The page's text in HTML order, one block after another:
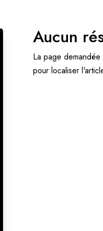
Aucun
La page
pour localiser